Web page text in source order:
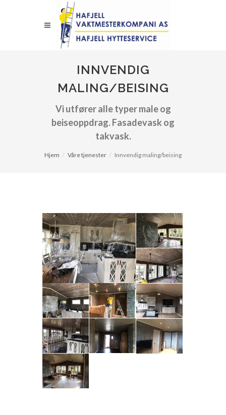
INNVENDIG
MALING/BEISING
Vi utfører alle typer male og
beiseoppdrag. Fasadevask og
takvask.
Hjem Våre tjenester Innvendig maling/beising